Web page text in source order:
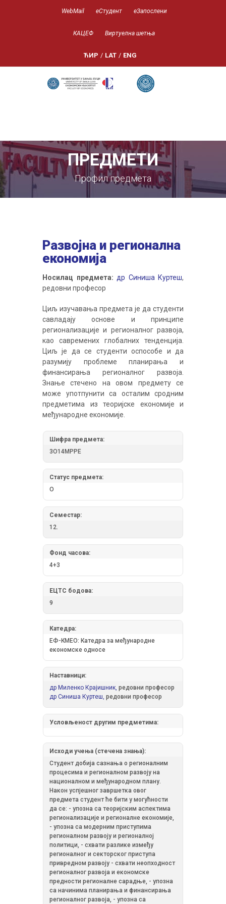
WebMail еСтудент еЗапослени
КАЦЕФ Виртуелна шетња
ЋИР / LAT / ENG
ПРЕДМЕТИ
Профил предмета
Развојна и регионална
економија
Носилац предмета: др Синиша Куртеш,
редовни професор
Циљ изучавања предмета је да студенти
савладају основе и принципе
регионализације и регионалног развоја,
као савремених глобалних тенденција.
Циљ је да се студенти оспособе и да
разумију проблеме планирања и
финансирања регионалног развоја.
Знање стечено на овом предмету се
може употпунити са осталим сродним
предметима из теоријске економије и
међународне економије.
Шифра предмета:
3О14МРРЕ
Статус предмета:
О
Семестар:
12.
Фонд часова:
4+3
ЕЦТС бодова:
9
Катедра:
ЕФ-КМЕО: Катедра за међународне
економске односе
Наставници:
др Миленко Крајишник, редовни професор
др Синиша Куртеш, редовни професор
Условљеност другим предметима:
Исходи учења (стечена знања):
Студент добија сазнања о регионалним
процесима и регионалном развоју на
националном и међународном плану.
Након успјешног завршетка овог
предмета студент ће бити у могућности
да се: - упозна са теоријским аспектима
регионализације и регионалне економије,
- упозна са модерним приступима
регионалном развоју и регионалној
политици, - схвати разлике између
регионалног и секторског приступа
привредном развоју - схвати неопходност
регионалног развоја и економске
предности регионалне сарадње, - упозна
са начинима планирања и финансирања
регионалног развоја, - упозна са